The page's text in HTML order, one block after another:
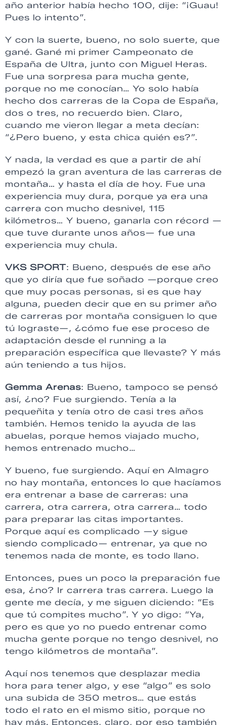
año anterior había hecho 100, dije: “¡Guau!
Pues lo intento”.
Y con la suerte, bueno, no solo suerte, que
gané. Gané mi primer Campeonato de
España de Ultra, junto con Miguel Heras.
Fue una sorpresa para mucha gente,
porque no me conocían… Yo solo había
hecho dos carreras de la Copa de España,
dos o tres, no recuerdo bien. Claro,
cuando me vieron llegar a meta decían:
“¿Pero bueno, y esta chica quién es?”.
Y nada, la verdad es que a partir de ahí
empezó la gran aventura de las carreras de
montaña… y hasta el día de hoy. Fue una
experiencia muy dura, porque ya era una
carrera con mucho desnivel, 115
kilómetros… Y bueno, ganarla con récord —
que tuve durante unos años— fue una
experiencia muy chula.
VKS SPORT: Bueno, después de ese año
que yo diría que fue soñado —porque creo
que muy pocas personas, si es que hay
alguna, pueden decir que en su primer año
de carreras por montaña consiguen lo que
tú lograste—, ¿cómo fue ese proceso de
adaptación desde el running a la
preparación específica que llevaste? Y más
aún teniendo a tus hijos.
Gemma Arenas: Bueno, tampoco se pensó
así, ¿no? Fue surgiendo. Tenía a la
pequeñita y tenía otro de casi tres años
también. Hemos tenido la ayuda de las
abuelas, porque hemos viajado mucho,
hemos entrenado mucho…
Y bueno, fue surgiendo. Aquí en Almagro
no hay montaña, entonces lo que hacíamos
era entrenar a base de carreras: una
carrera, otra carrera, otra carrera… todo
para preparar las citas importantes.
Porque aquí es complicado —y sigue
siendo complicado— entrenar, ya que no
tenemos nada de monte, es todo llano.
Entonces, pues un poco la preparación fue
esa, ¿no? Ir carrera tras carrera. Luego la
gente me decía, y me siguen diciendo: “Es
que tú compites mucho”. Y yo digo: “Ya,
pero es que yo no puedo entrenar como
mucha gente porque no tengo desnivel, no
tengo kilómetros de montaña”.
Aquí nos tenemos que desplazar media
hora para tener algo, y ese “algo” es solo
una subida de 350 metros… que estás
todo el rato en el mismo sitio, porque no
hay más. Entonces, claro, por eso también